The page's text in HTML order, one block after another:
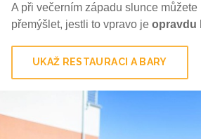
A při večerním západu slunce můžete
přemýšlet, jestli to vpravo je opravdu
UKAŽ RESTAURACI A BARY